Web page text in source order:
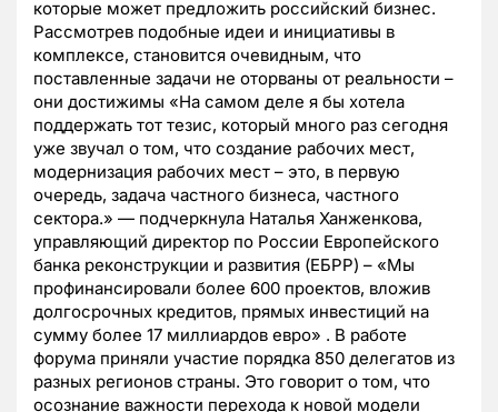
которые может предложить российский бизнес.
Рассмотрев подобные идеи и инициативы в
комплексе, становится очевидным, что
поставленные задачи не оторваны от реальности –
они достижимы «На самом деле я бы хотела
поддержать тот тезис, который много раз сегодня
уже звучал о том, что создание рабочих мест,
модернизация рабочих мест – это, в первую
очередь, задача частного бизнеса, частного
сектора.» — подчеркнула Наталья Ханженкова,
управляющий директор по России Европейского
банка реконструкции и развития (ЕБРР) – «Мы
профинансировали более 600 проектов, вложив
долгосрочных кредитов, прямых инвестиций на
сумму более 17 миллиардов евро» . В работе
форума приняли участие порядка 850 делегатов из
разных регионов страны. Это говорит о том, что
осознание важности перехода к новой модели